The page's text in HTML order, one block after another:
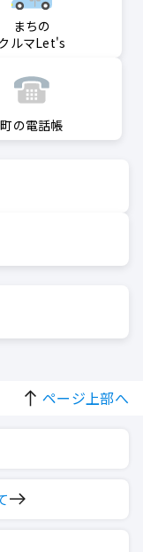
まちの
ルマLet's
町の電話帳
ページ上部へ